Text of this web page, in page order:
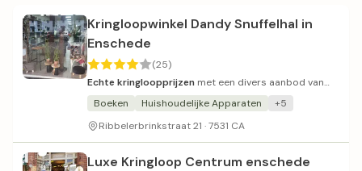
Kringloopwinkel Dandy Snuffelhal in
Enschede
(25)
Echte kringloopprijzen met een divers aanbod van
kleding tot meubels en electronica.
Boeken Huishoudelijke Apparaten
+5
Ribbelerbrinkstraat 21 · 7531 CA
Luxe Kringloop Centrum enschede